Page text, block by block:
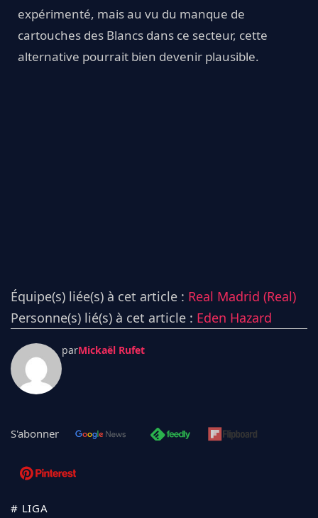
expérimenté, mais au vu du manque de
cartouches des Blancs dans ce secteur, cette
alternative pourrait bien devenir plausible.
Équipe(s) liée(s) à cet article : Real Madrid (Real)
Personne(s) lié(s) à cet article : Eden Hazard
parMickaël Rufet
S'abonner
# LIGA